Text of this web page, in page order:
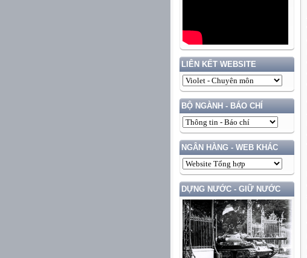
LIÊN KẾT WEBSITE
BỘ NGÀNH - BÁO CHÍ
NGÂN HÀNG - WEB KHÁC
DỰNG NƯỚC - GIỮ NƯỚC